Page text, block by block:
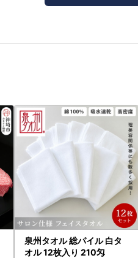
泉州タオル 総パイル 白タ
オル 12枚入り 210匁